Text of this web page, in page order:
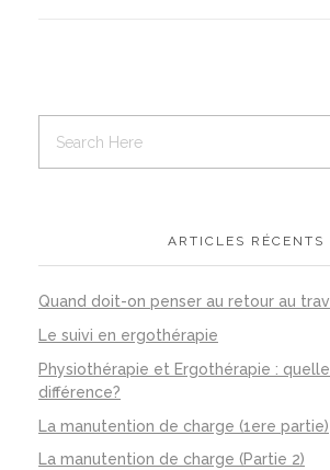
ARTICLES RÉCENTS
Quand doit-on penser au retour au
Le suivi en ergothérapie
Physiothérapie et Ergothérapie :
différence?
La manutention de charge (1ere partie)
La manutention de charge (Partie 2)